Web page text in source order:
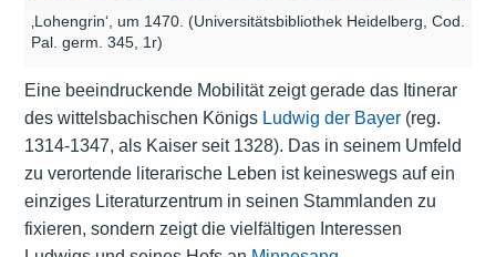
‚Lohengrin‘, um 1470. (Universitätsbibliothek Heidelberg, Cod.
Pal. germ. 345, 1r)
Eine beeindruckende Mobilität zeigt gerade das Itinerar
des wittelsbachischen Königs Ludwig der Bayer(reg.
1314-1347, als Kaiser seit 1328). Das in seinem Umfeld
zu verortende literarische Leben ist keineswegs auf ein
einziges Literaturzentrum in seinen Stammlanden zu
fixieren, sondern zeigt die vielfältigen Interessen